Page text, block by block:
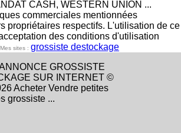
CASH, WESTERN UNION ...
commerciales mentionnées
propriétaires respectifs. L'utilisation de ce
des conditions d'utilisation
Mes sites : grossiste destockage
GROSSISTE
SUR INTERNET ©
Acheter Vendre petites
grossiste ...